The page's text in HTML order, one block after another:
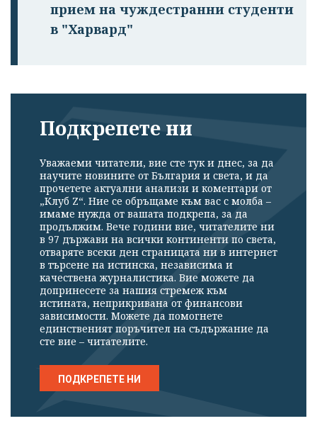
прием на чуждестранни студенти
в "Харвард"
Подкрепете ни
Уважаеми читатели, вие сте тук и днес, за да
научите новините от България и света, и да
прочетете актуални анализи и коментари от
„Клуб Z“. Ние се обръщаме към вас с молба –
имаме нужда от вашата подкрепа, за да
продължим. Вече години вие, читателите ни
в 97 държави на всички континенти по света,
отваряте всеки ден страницата ни в интернет
в търсене на истинска, независима и
качествена журналистика. Вие можете да
допринесете за нашия стремеж към
истината, неприкривана от финансови
зависимости. Можете да помогнете
единственият поръчител на съдържание да
сте вие – читателите.
ПОДКРЕПЕТЕ НИ